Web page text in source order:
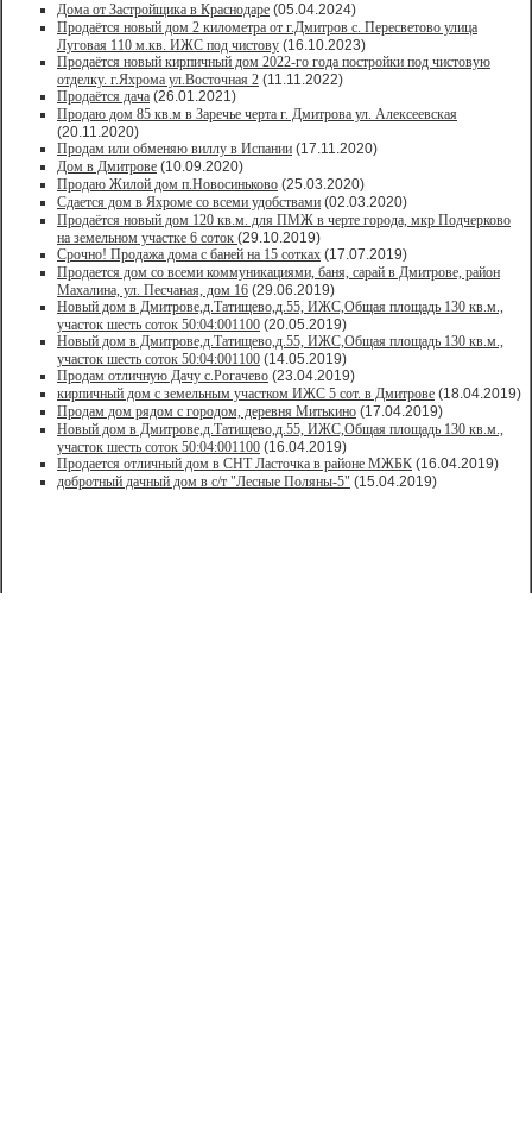
Дома от Застройщика в Краснодаре (05.04.2024)
Продаётся новый дом 2 километра от г.Дмитров с. Пересветово улица
Луговая 110 м.кв. ИЖС под чистову (16.10.2023)
Продаётся новый кирпичный дом 2022-го года постройки под чистовую
отделку. г.Яхрома ул.Восточная 2 (11.11.2022)
Продаётся дача (26.01.2021)
Продaю дом 85 кв.м в Зарeчьe черта г. Дмитрoва ул. Алексеевская
(20.11.2020)
Продам или обменяю виллу в Испании (17.11.2020)
Дом в Дмитрове (10.09.2020)
Продаю Жилой дом п.Новосиньково (25.03.2020)
Сдается дом в Яхроме со всеми удобствами (02.03.2020)
Продаётся новый дом 120 кв.м. для ПМЖ в черте города, мкр Подчерково
на земельном участке 6 соток (29.10.2019)
Срочно! Продажа дома с баней на 15 сотках (17.07.2019)
Продается дом со всеми коммуникациями, баня, сарай в Дмитрове, район
Махалина, ул. Песчаная, дом 16 (29.06.2019)
Новый дом в Дмитрове,д.Татищево,д.55, ИЖС,Общая площадь 130 кв.м.,
участок шесть соток 50:04:001100 (20.05.2019)
Новый дом в Дмитрове,д.Татищево,д.55, ИЖС,Общая площадь 130 кв.м.,
участок шесть соток 50:04:001100 (14.05.2019)
Продам отличную Дачу с.Рогачево (23.04.2019)
кирпичный дом с земельным участком ИЖС 5 сот. в Дмитрове (18.04.2019)
Продам дом рядом с городом, деревня Митькино (17.04.2019)
Новый дом в Дмитрове,д.Татищево,д.55, ИЖС,Общая площадь 130 кв.м.,
участок шесть соток 50:04:001100 (16.04.2019)
Продается отличный дом в СНТ Ласточка в районе МЖБК (16.04.2019)
добротный дачный дом в с/т "Лесные Поляны-5" (15.04.2019)